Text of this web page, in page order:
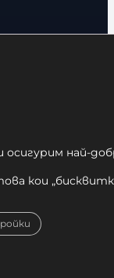
осигурим най-
кои